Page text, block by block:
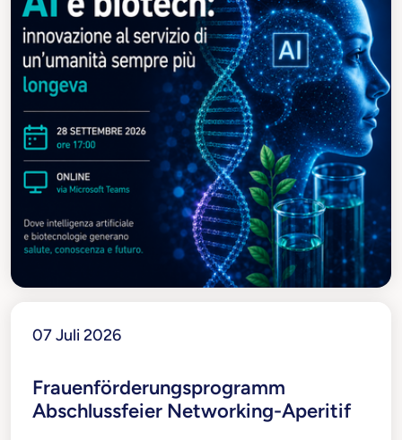
07 Juli 2026
Frauenförderungsprogramm
Abschlussfeier Networking-Aperitif